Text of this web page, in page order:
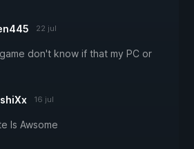
22 jul
don't know if that my PC or
16 jul
Is Awsome